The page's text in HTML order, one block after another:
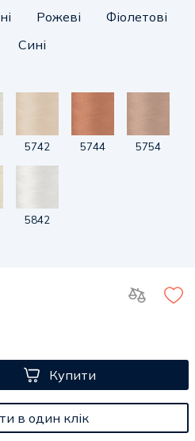
Рожеві
Фіолетові
Сині
5742 5744 5754
5842
Купити
в один клік